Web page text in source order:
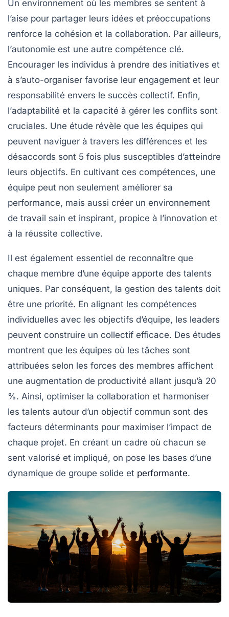
Un environnement où les membres se sentent à
l’aise pour partager leurs idées et préoccupations
renforce la cohésion et la collaboration. Par ailleurs,
l’autonomie est une autre compétence clé.
Encourager les individus à prendre des initiatives et
à s’auto-organiser favorise leur engagement et leur
responsabilité envers le succès collectif. Enfin,
l’adaptabilité et la capacité à gérer les conflits sont
cruciales. Une étude révèle que les équipes qui
peuvent naviguer à travers les différences et les
désaccords sont 5 fois plus susceptibles d’atteindre
leurs objectifs. En cultivant ces compétences, une
équipe peut non seulement améliorer sa
performance, mais aussi créer un environnement
de travail sain et inspirant, propice à l’innovation et
à la réussite collective.
Il est également essentiel de reconnaître que
chaque membre d’une équipe apporte des talents
uniques. Par conséquent, la gestion des talents doit
être une priorité. En alignant les compétences
individuelles avec les objectifs d’équipe, les leaders
peuvent construire un collectif efficace. Des études
montrent que les équipes où les tâches sont
attribuées selon les forces des membres affichent
une augmentation de productivité allant jusqu’à 20
%. Ainsi, optimiser la collaboration et harmoniser
les talents autour d’un objectif commun sont des
facteurs déterminants pour maximiser l’impact de
chaque projet. En créant un cadre où chacun se
sent valorisé et impliqué, on pose les bases d’une
dynamique de groupe solide et performante.